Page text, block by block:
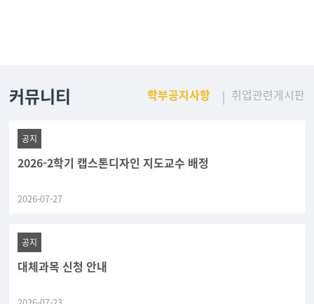
커뮤니티 학부공지사항 취업관련게시판
공지
2026-2학기 캡스톤디자인 지도교수 배정
2026-07-27
공지
대체과목 신청 안내